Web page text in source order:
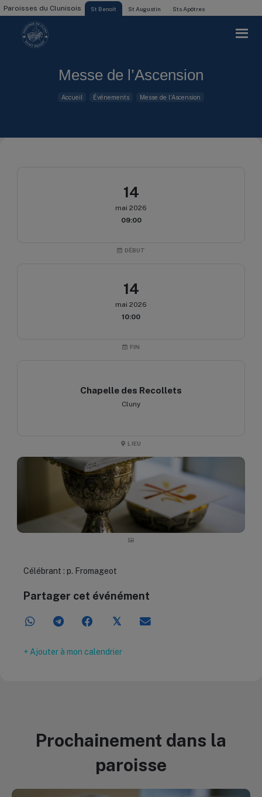
Paroisses du Clunisois St Benoît St Augustin Sts Apôtres
Messe de l’Ascension
Accueil Événements Messe de l’Ascension
14
mai 2026
09:00
DÉBUT
14
mai 2026
10:00
FIN
Chapelle des Recollets
Cluny
LIEU
Célébrant : p. Fromageot
Partager cet événément
𝕏
+ Ajouter à mon calendrier
Prochainement dans la
paroisse